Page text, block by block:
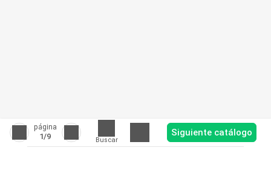
página
1/9 Buscar
Siguiente catálogo